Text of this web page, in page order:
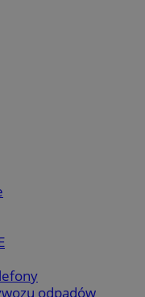
odpadów